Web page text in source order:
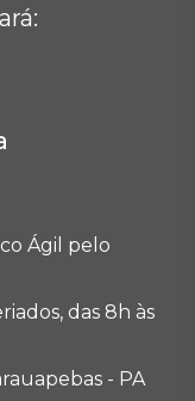
:
Ágil pelo
das 8h às
- PA